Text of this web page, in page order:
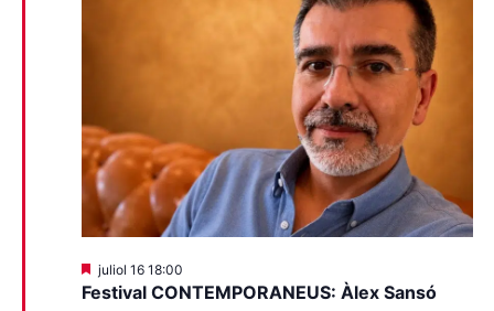
Festival CONTEMPORANEUS: Àlex Sansó
Destacats
juliol 16 18:00